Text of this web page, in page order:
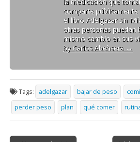
comparte públicamente
el libro Adelgazar sin
otras personas puedan
mismo cambio en sus
by Carlos Abehsera →
Tags: adelgazar bajar de peso
perder peso
plan qué comer